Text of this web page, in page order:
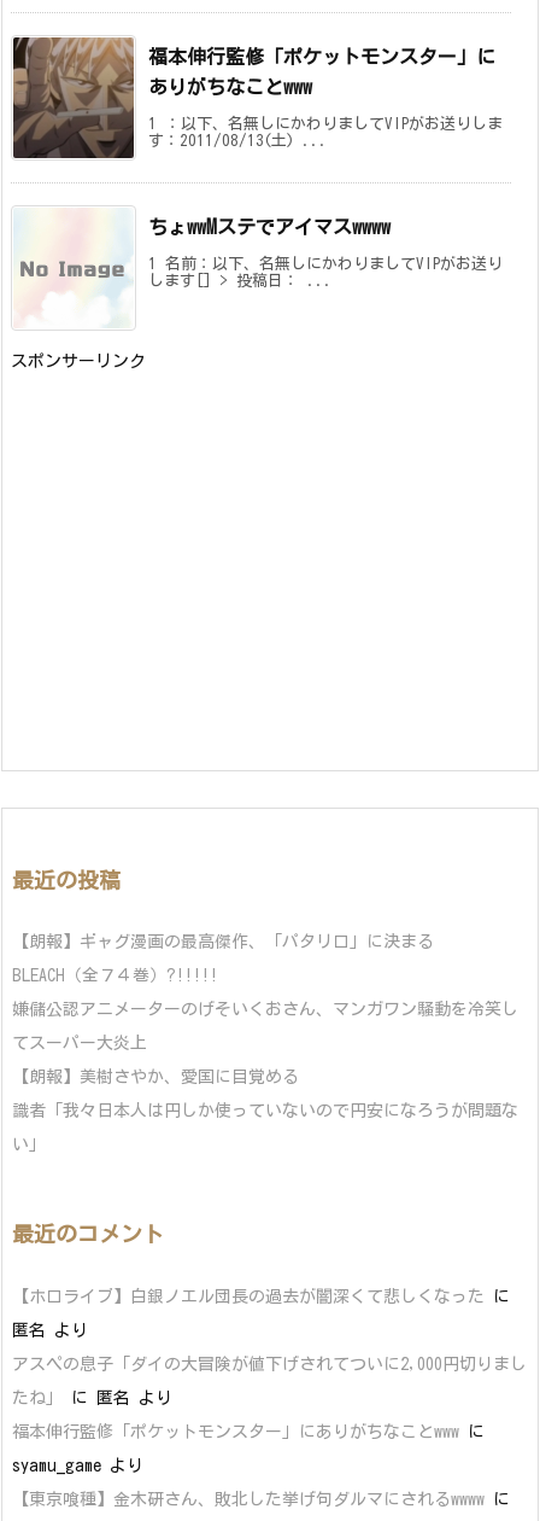
福本伸行監修「ポケットモンスター」に
ありがちなことwww
1 ：以下、名無しにかわりましてVIPがお送りしま
す：2011/08/13(土) ...
ちょwwMステでアイマスwwww
1 名前：以下、名無しにかわりましてVIPがお送り
します[] > 投稿日： ...
スポンサーリンク
最近の投稿
【朗報】ギャグ漫画の最高傑作、「パタリロ」に決まる
BLEACH（全７４巻）?!!!!!
嫌儲公認アニメーターのげそいくおさん、マンガワン騒動を冷笑し
てスーパー大炎上
【朗報】美樹さやか、愛国に目覚める
識者「我々日本人は円しか使っていないので円安になろうが問題な
い」
最近のコメント
【ホロライブ】白銀ノエル団長の過去が闇深くて悲しくなった
に
匿名
より
アスペの息子「ダイの大冒険が値下げされてついに2,000円切りまし
たね」
に 匿名
より
福本伸行監修「ポケットモンスター」にありがちなことwww に
syamu_game より
【東京喰種】金木研さん、敗北した挙げ句ダルマにされるwwww に